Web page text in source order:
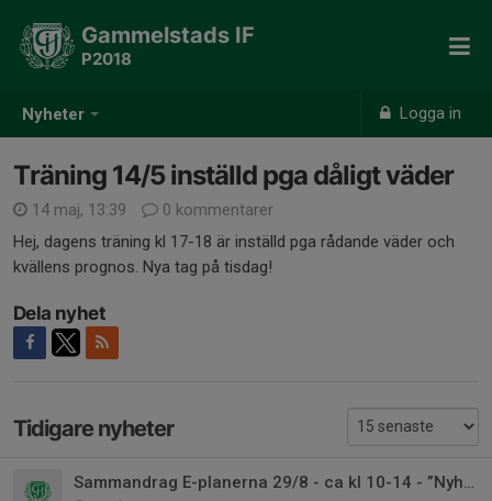
Nyheter Logga in
Gammelstads IF
P2018
Träning 14/5 inställd pga dåligt väder
14 maj, 13:39
0 kommentarer
Hej, dagens träning kl 17-18 är inställd pga rådande väder och
kvällens prognos. Nya tag på tisdag!
Dela nyhet
Tidigare nyheter
Sammandrag E-planerna 29/8 - ca kl 10-14 - ”Nyhet 3”